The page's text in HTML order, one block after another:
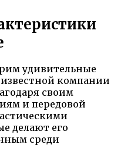
удивительные
компании
своим
и передовой
делают его
среди